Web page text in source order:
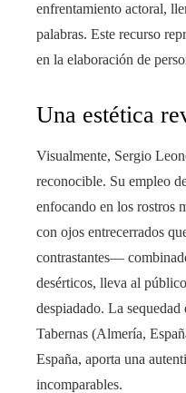
enfrentamiento actoral,
palabras. Este recurso
en la elaboración de
Una estética
Visualmente, Sergio
reconocible. Su empleo
enfocando en los rostros
con ojos entrecerrados
contrastantes—
desérticos, lleva al
despiadado. La
Tabernas (Almería,
España, aporta una
incomparables.